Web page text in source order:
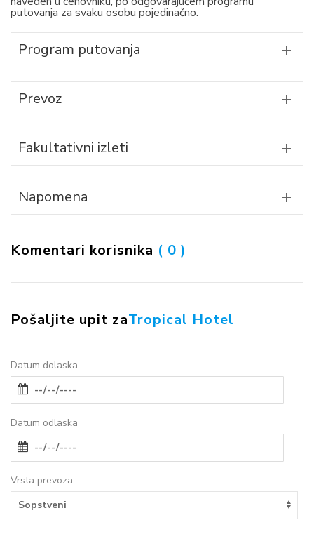
putovanja za svaku osobu pojedinačno.
Program putovanja
Prevoz
Fakultativni izleti
Napomena
Komentari korisnika ( 0 )
Pošaljite upit zaTropical Hotel
Datum dolaska
Datum odlaska
Vrsta prevoza